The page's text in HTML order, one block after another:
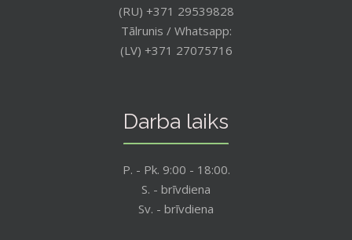
(RU) +371 29539828
Tālrunis / Whatsapp:
(LV) +371 27075716
Darba laiks
P. - Pk. 9:00 - 18:00.
S. - brīvdiena
Sv. - brīvdiena